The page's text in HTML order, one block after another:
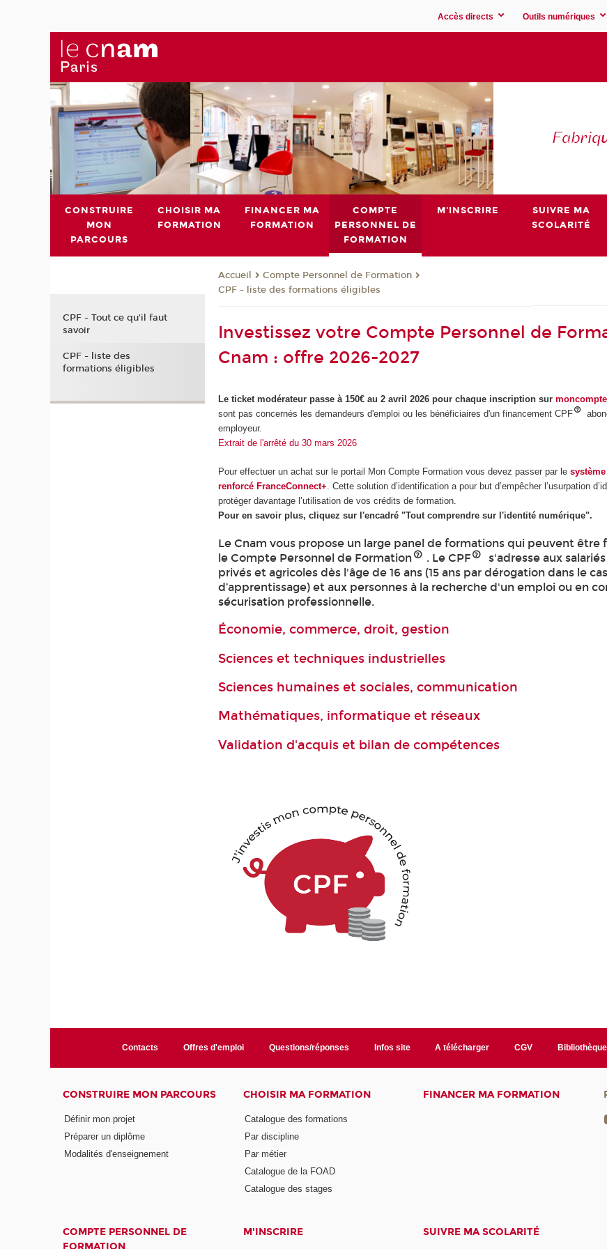
Accès directs Outils numériques
Fabriq
CONSTRUIRE
MON
PARCOURS
CHOISIR MA
FORMATION
FINANCER MA
FORMATION
COMPTE
PERSONNEL DE
FORMATION
M'INSCRIRE
SUIVRE MA
SCOLARITÉ
Accueil
Compte Personnel de Formation
CPF - liste des formations éligibles
Investissez votre Compte Personnel de
Cnam : offre 2026-2027
Le ticket modérateur passe à 150€ au 2 avril 2026 pour chaque inscription sur
sont pas concernés les demandeurs d'emploi ou les bénéficiaires d'un financement CPF
employeur.
Extrait de l'arrêté du 30 mars 2026
Pour effectuer un achat sur le portail Mon Compte Formation vous devez passer par le
renforcé FranceConnect+ . Cette solution d’identification a pour but d’empêcher l’usurpation
protéger davantage l’utilisation de vos crédits de formation.
Pour en savoir plus, cliquez sur l'encadré "Tout comprendre sur l'identité numérique".
Le Cnam vous propose un large panel de formations qui peuvent être
le Compte Personnel de Formation
. Le CPF
s'adresse aux
privés et agricoles dès l'âge de 16 ans (15 ans par dérogation dans le
d’apprentissage) et aux personnes à la recherche d'un emploi ou en
sécurisation professionnelle.
Économie, commerce, droit, gestion
Sciences et techniques industrielles
Sciences humaines et sociales, communication
Mathématiques, informatique et réseaux
Validation d'acquis et bilan de compétences
CPF - Tout ce qu'il faut
savoir
CPF - liste des
formations éligibles
Contacts Offres d'emploi Questions/réponses Infos site A télécharger CGV Bibliothèque
CONSTRUIRE MON PARCOURS
Définir mon projet
Préparer un diplôme
Modalités d'enseignement
CHOISIR MA FORMATION
Catalogue des formations
Par discipline
Par métier
Catalogue de la FOAD
Catalogue des stages
FINANCER MA FORMATION
COMPTE PERSONNEL DE
FORMATION
M'INSCRIRE SUIVRE MA SCOLARITÉ